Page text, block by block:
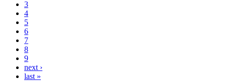
3
4
5
6
7
8
9
next ›
last »